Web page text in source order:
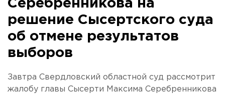
Серебренникова на
решение Сысертского суда
об отмене результатов
выборов
Завтра Свердловский областной суд рассмотрит
жалобу главы Сысерти Максима Серебренникова